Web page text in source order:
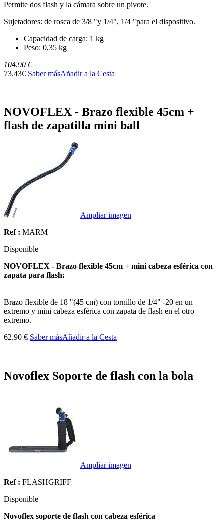
Permite dos flash y la cámara sobre un pivote.
Sujetadores: de rosca de 3/8 "y 1/4", 1/4 "para el dispositivo.
Capacidad de carga: 1 kg
Peso: 0,35 kg
104.90 €
73.43€ Saber másAñadir a la Cesta
NOVOFLEX - Brazo flexible 45cm +
flash de zapatilla mini ball
Ampliar imagen
Ref : MARM
Disponible
NOVOFLEX - Brazo flexible 45cm + mini cabeza esférica con
zapata para flash:
Brazo flexible de 18 "(45 cm) con tornillo de 1/4" -20 en un
extremo y mini cabeza esférica con zapata de flash en el otro
extremo.
62.90 € Saber másAñadir a la Cesta
Novoflex Soporte de flash con la bola
Ampliar imagen
Ref : FLASHGRIFF
Disponible
Novoflex soporte de flash con cabeza esférica